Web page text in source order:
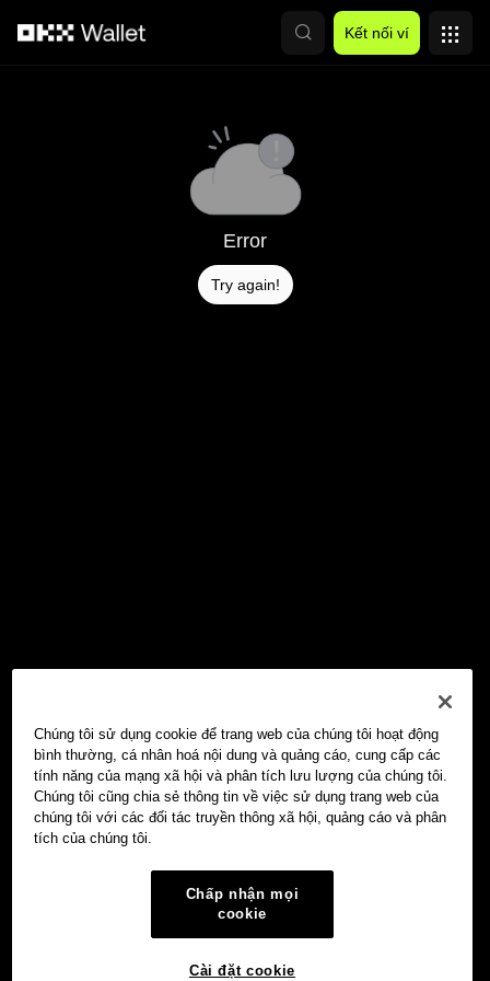
Kết nối ví
Error
Try again!
Chúng tôi sử dụng cookie để trang web của chúng tôi hoạt động
bình thường, cá nhân hoá nội dung và quảng cáo, cung cấp các
tính năng của mạng xã hội và phân tích lưu lượng của chúng tôi.
Chúng tôi cũng chia sẻ thông tin về việc sử dụng trang web của
chúng tôi với các đối tác truyền thông xã hội, quảng cáo và phân
tích của chúng tôi.
Chấp nhận mọi
cookie
Cài đặt cookie